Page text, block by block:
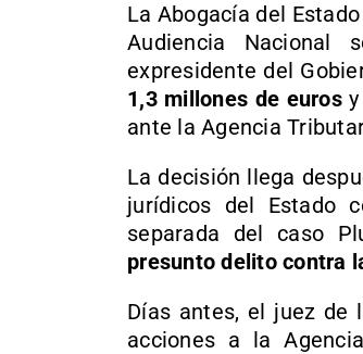
La Abogacía del
Audiencia
expresidente del
1,3 millones de eurosy
ante la Agencia
La decisión llega
jurídicos del Estado
separada del caso
presunto delito contra
Días antes, el juez de
acciones a la